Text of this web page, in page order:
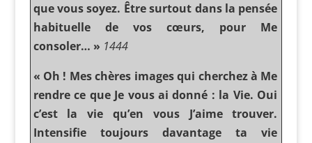
que vous soyez. Être surtout dans la pensée
habituelle de vos cœurs, pour Me
consoler… » 1444
« Oh ! Mes chères images qui cherchez à Me
rendre ce que Je vous ai donné : la Vie. Oui
c’est la vie qu’en vous J’aime trouver.
Intensifie toujours davantage ta vie